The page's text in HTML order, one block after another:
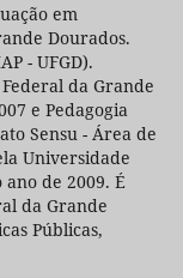
em
Dourados.
- UFGD).
da Grande
e Pedagogia
Sensu - Área de
Universidade
de 2009. É
da Grande
Públicas,